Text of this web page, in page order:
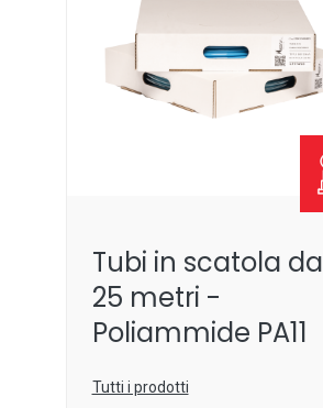
Tubi in scatola da
25 metri -
Poliammide PA11
Tutti i prodotti